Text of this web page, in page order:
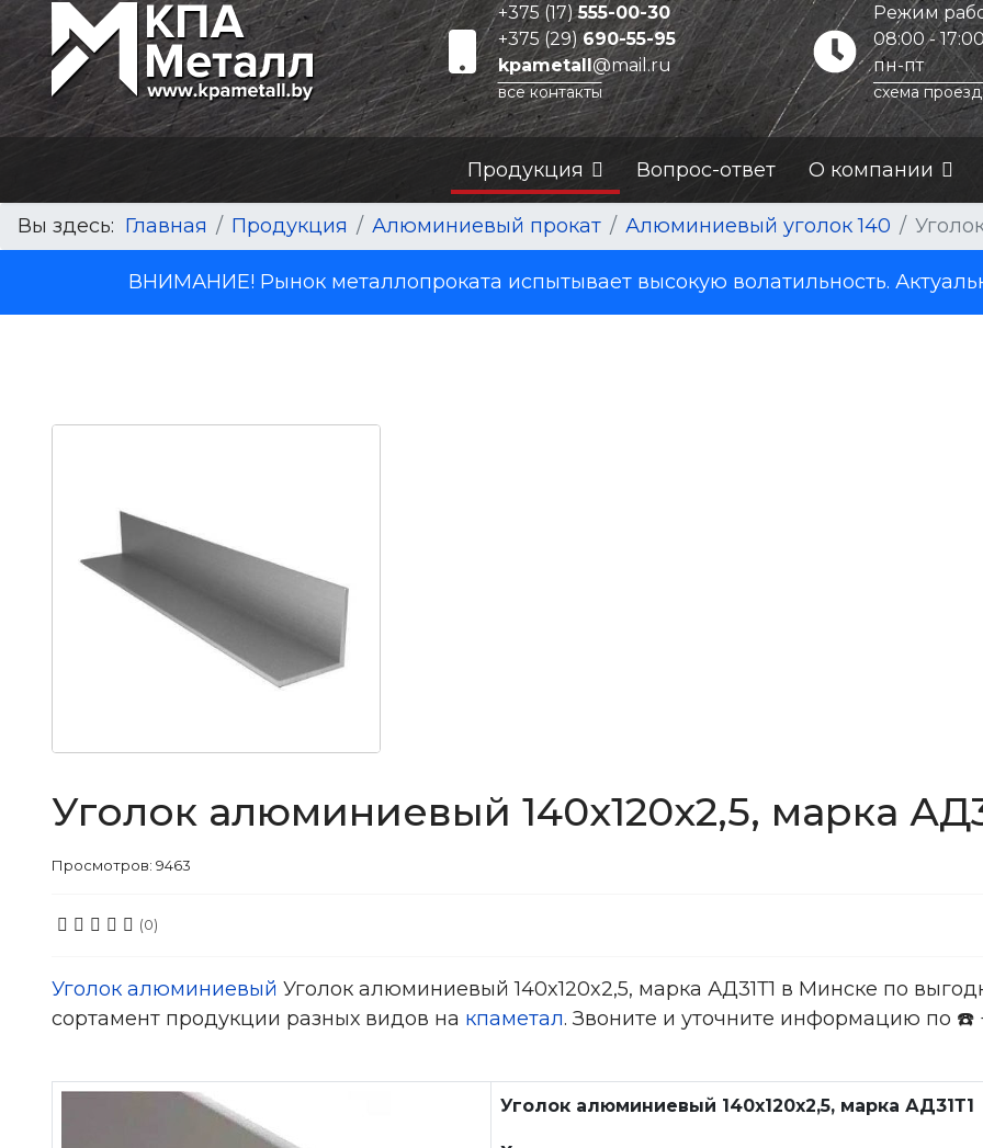
+375 (17)555-00-30
+375 (29)690-55-95
kpametall@mail.ru
все контакты
Режим
08:00 -
пн-пт
схема
Продукция Вопрос-ответ О компании
Вы здесь: Главная Продукция Алюминиевый прокат Алюминиевый уголок 140
ВНИМАНИЕ! Рынок металлопроката испытывает высокую волатильность.
Уголок алюминиевый 140x120x2,5, марка
Просмотров: 9463
(0)
Уголок алюминиевый Уголок алюминиевый 140x120x2,5, марка АД31Т1 в Минске по
сортамент продукции разных видов на кпаметал. Звоните и уточните информацию по ☎️
Уголок алюминиевый 140x120x2,5, марка АД31Т1